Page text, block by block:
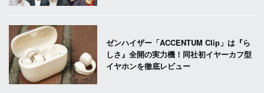
ゼンハイザー「ACCENTUM Clip」は『ら
しさ』全開の実力機！同社初イヤーカフ型
イヤホンを徹底レビュー